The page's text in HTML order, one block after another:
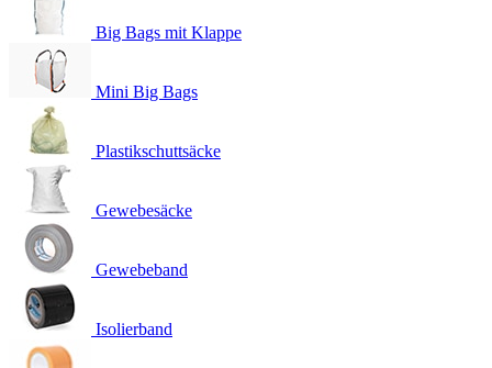
Big Bags mit Klappe
Mini Big Bags
Plastikschuttsäcke
Gewebesäcke
Gewebeband
Isolierband